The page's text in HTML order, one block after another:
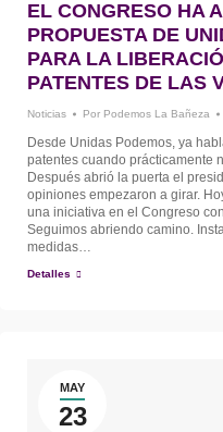
EL CONGRESO HA
PROPUESTA DE
PARA LA
PATENTES DE LAS
Noticias Por Podemos La Bañeza
Desde Unidas Podemos, ya
patentes cuando prácticamente
Después abrió la puerta el
opiniones empezaron a girar.
una iniciativa en el Congreso
Seguimos abriendo camino.
medidas…
Detalles
MAY
23